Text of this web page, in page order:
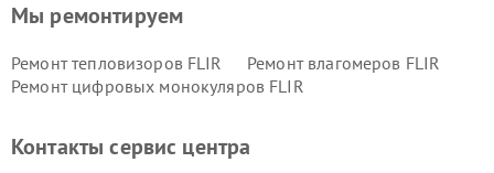
Мы ремонтируем
Ремонт тепловизоров FLIR
Ремонт влагомеров FLIR
Ремонт цифровых монокуляров FLIR
Контакты сервис центра